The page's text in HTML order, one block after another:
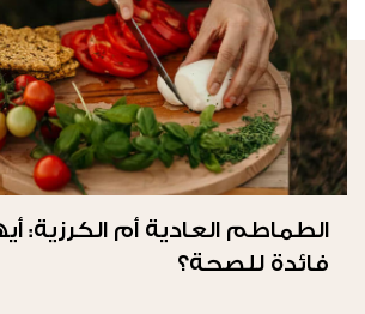
الطماطم العادية أم الكرزية:
فائدة للصحة؟